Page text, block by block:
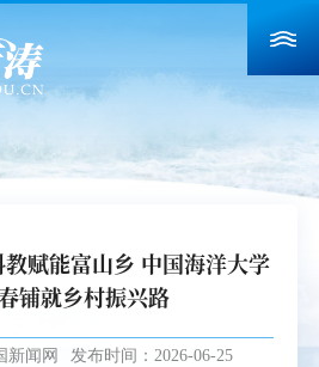
教赋能富山乡 中国海洋大学
铺就乡村振兴路
新闻网 发布时间：2026-06-25